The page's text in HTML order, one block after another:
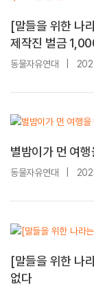
[말들을 위한 나
제작진 벌금
동물자유연대
별밤이가 먼 여
동물자유연대
[말들을 위한 나
없다